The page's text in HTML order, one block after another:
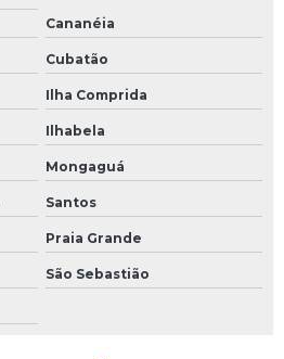
Cananéia
Cubatão
Ilha Comprida
Ilhabela
Mongaguá
Santos
Praia Grande
São Sebastião